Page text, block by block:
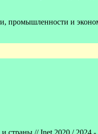
промышленности и
// Inet 2020 / 2024 -